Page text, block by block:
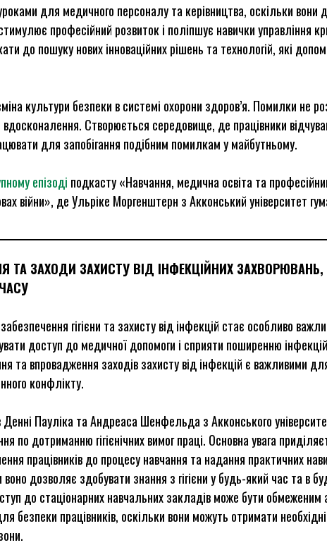
для медичного персоналу та керівництва, оскільки вони
професійний розвиток і поліпшує навички управління
до пошуку нових інноваційних рішень та технологій, які
культури безпеки в системі охорони здоров’я. Помилки не
Створюється середовище, де працівники
для запобігання подібним помилкам у майбутньому.
епізоді подкасту «Навчання, медична освіта та
війни», де Ульріке Моргенштерн з Акконський університет
ТА ЗАХОДИ ЗАХИСТУ ВІД ІНФЕКЦІЙНИХ ЗАХВОРЮВАНЬ,
гігієни та захисту від інфекцій стає особливо
доступ до медичної допомоги і сприяти поширенню
та впровадження заходів захисту від інфекцій є важливими
конфлікту.
Денні Пауліка та Андреаса Шенфельда з Акконського
по дотриманню гігієнічних вимог праці. Основна увага
працівників до процесу навчання та надання практичних
дозволяє здобувати знання з гігієни у будь-який час та в
до стаціонарних навчальних закладів може бути
безпеки працівників, оскільки вони можуть отримати